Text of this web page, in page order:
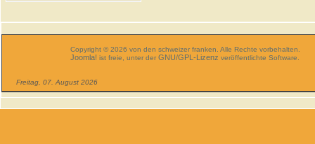
Copyright © 2026 von den schweizer franken. Alle Rechte vorbehalten.
Joomla! ist freie, unter derGNU/GPL-Lizenz veröffentlichte Software.
Freitag, 07. August 2026